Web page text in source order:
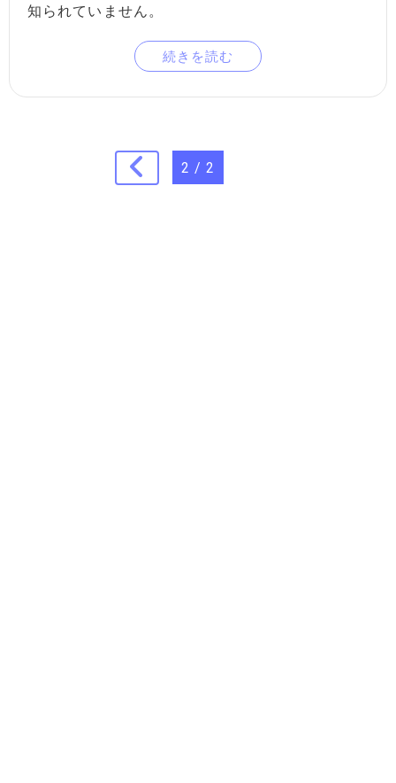
知られていません。
続きを読む
2 / 2